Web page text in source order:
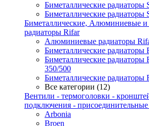
Биметаллические радиаторы
Биметаллические радиаторы
Биметаллические, Алюминиевые и
радиаторы Rifar
Алюминиевые радиаторы
Биметаллические радиаторы
Биметаллические радиаторы
350/500
Биметаллические радиаторы
Все категории (12)
Вентили - термоголовки -
подключения -
Arbonia
Broen